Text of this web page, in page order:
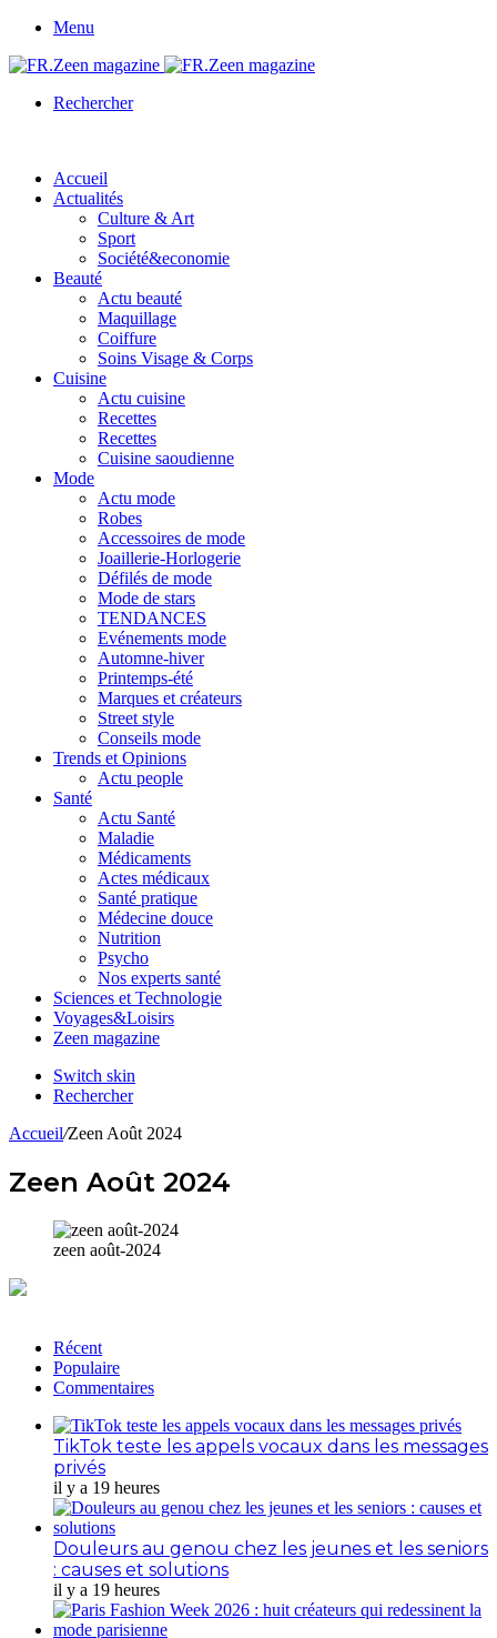
Menu
Rechercher
Accueil
Actualités
Culture & Art
Sport
Société&economie
Beauté
Actu beauté
Maquillage
Coiffure
Soins Visage & Corps
Cuisine
Actu cuisine
Recettes
Recettes
Cuisine saoudienne
Mode
Actu mode
Robes
Accessoires de mode
Joaillerie-Horlogerie
Défilés de mode
Mode de stars
TENDANCES
Evénements mode
Automne-hiver
Printemps-été
Marques et créateurs
Street style
Conseils mode
Trends et Opinions
Actu people
Santé
Actu Santé
Maladie
Médicaments
Actes médicaux
Santé pratique
Médecine douce
Nutrition
Psycho
Nos experts santé
Sciences et Technologie
Voyages&Loisirs
Zeen magazine
Switch skin
Rechercher
Accueil/Zeen Août 2024
Zeen Août 2024
zeen août-2024
Récent
Populaire
Commentaires
TikTok teste les appels vocaux dans les messages
privés
il y a 19 heures
Douleurs au genou chez les jeunes et les seniors
: causes et solutions
il y a 19 heures